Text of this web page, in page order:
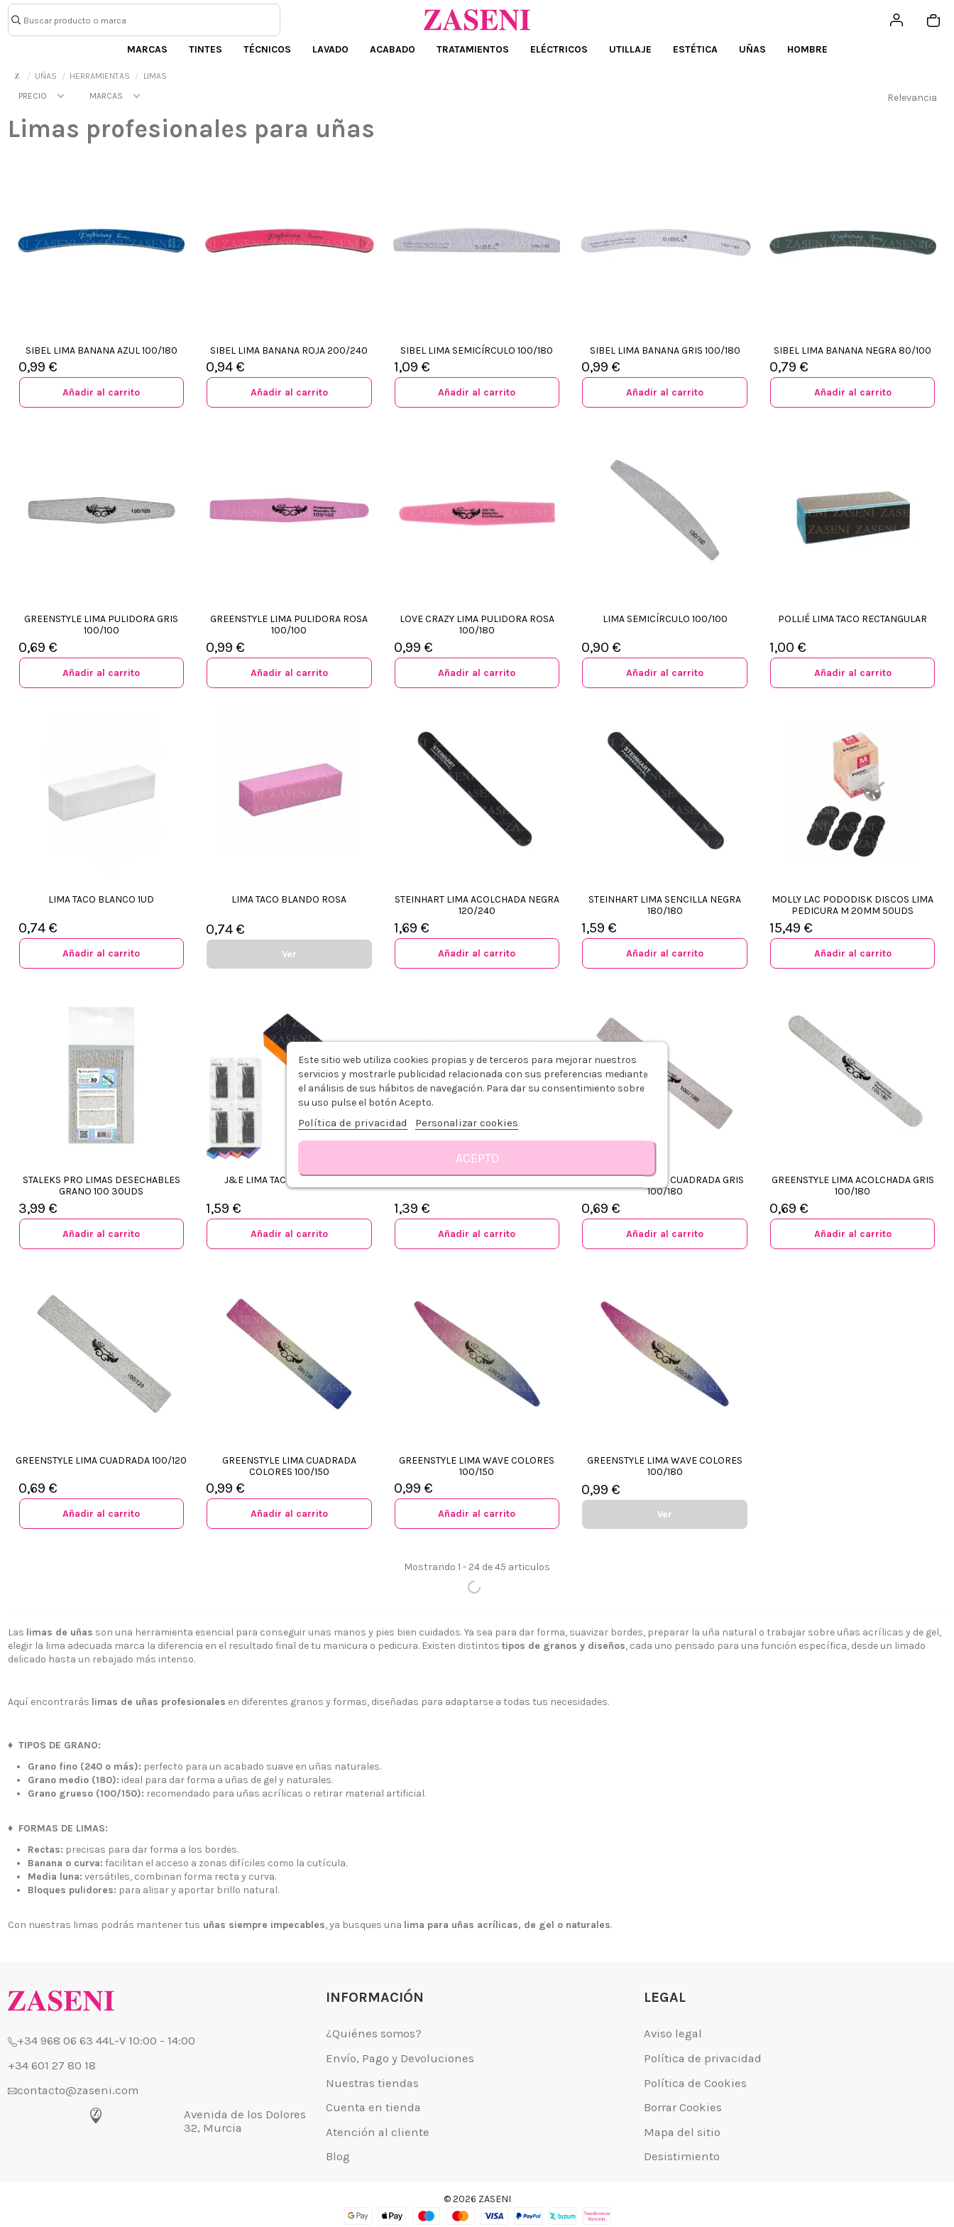
MARCAS TINTES TÉCNICOS LAVADO ACABADO TRATAMIENTOS ELÉCTRICOS UTILLAJE ESTÉTICA UÑAS HOMBRE
UÑAS HERRAMIENTAS
LIMAS
PRECIO
MARCAS Relevancia
Limas profesionales para uñas
SIBEL LIMA BANANA AZUL 100/180
0,99 €
Añadir al carrito
SIBEL LIMA BANANA ROJA 200/240
0,94 €
Añadir al carrito
SIBEL LIMA SEMICÍRCULO 100/180
1,09 €
Añadir al carrito
SIBEL LIMA BANANA GRIS 100/180
0,99 €
Añadir al carrito
SIBEL LIMA BANANA NEGRA 80/100
0,79 €
Añadir al carrito
GREENSTYLE LIMA PULIDORA GRIS
100/100
0,69 €
Añadir al carrito
GREENSTYLE LIMA PULIDORA ROSA
100/100
0,99 €
Añadir al carrito
LOVE CRAZY LIMA PULIDORA ROSA
100/180
0,99 €
Añadir al carrito
LIMA SEMICÍRCULO 100/100
0,90 €
Añadir al carrito
POLLIÉ LIMA TACO RECTANGULAR
1,00 €
Añadir al carrito
LIMA TACO BLANCO 1UD
0,74 €
Añadir al carrito
LIMA TACO BLANDO ROSA
0,74 €
Ver
STEINHART LIMA ACOLCHADA NEGRA
120/240
1,69 €
Añadir al carrito
STEINHART LIMA SENCILLA NEGRA
180/180
1,59 €
Añadir al carrito
MOLLY LAC PODODISK DISCOS LIMA
PEDICURA M 20MM 50UDS
15,49 €
Añadir al carrito
STALEKS PRO LIMAS DESECHABLES
GRANO 100 30UDS
3,99 €
Añadir al carrito
J&E LIMA TACO DE UÑAS 1UD
1,59 €
Añadir al carrito
TACO BLANDO ROSA 2UDS
1,39 €
Añadir al carrito
GREENSTYLE LIMA CUADRADA GRIS
100/180
0,69 €
Añadir al carrito
GREENSTYLE LIMA ACOLCHADA GRIS
100/180
0,69 €
Añadir al carrito
GREENSTYLE LIMA CUADRADA 100/120
0,69 €
Añadir al carrito
GREENSTYLE LIMA CUADRADA
COLORES 100/150
0,99 €
Añadir al carrito
GREENSTYLE LIMA WAVE COLORES
100/150
0,99 €
Añadir al carrito
GREENSTYLE LIMA WAVE COLORES
100/180
0,99 €
Ver
Mostrando 1 - 24 de 45 articulos
Las limas de uñas son una herramienta esencial para conseguir unas manos y pies bien cuidados. Ya sea para dar forma, suavizar bordes, preparar la uña natural o trabajar sobre uñas acrílicas y de gel,
elegir la lima adecuada marca la diferencia en el resultado final de tu manicura o pedicura. Existen distintos tipos de granos y diseños, cada uno pensado para una función específica, desde un limado
delicado hasta un rebajado más intenso.
Aquí encontrarás limas de uñas profesionales en diferentes granos y formas, diseñadas para adaptarse a todas tus necesidades.
♦TIPOS DE GRANO:
Grano fino (240 o más): perfecto para un acabado suave en uñas naturales.
Grano medio (180): ideal para dar forma a uñas de gel y naturales.
Grano grueso (100/150): recomendado para uñas acrílicas o retirar material artificial.
♦FORMAS DE LIMAS:
Rectas: precisas para dar forma a los bordes.
Banana o curva: facilitan el acceso a zonas difíciles como la cutícula.
Media luna: versátiles, combinan forma recta y curva.
Bloques pulidores: para alisar y aportar brillo natural.
Con nuestras limas podrás mantener tus uñas siempre impecables, ya busques una lima para uñas acrílicas, de gel o naturales.
+34 968 06 63 44 L-V 10:00 - 14:00
contacto@zaseni.com
Avenida de los Dolores
32, Murcia
INFORMACIÓN
Atención al cliente
Blog
LEGAL
Este sitio web utiliza cookies propias y de terceros para mejorar nuestros
servicios y mostrarle publicidad relacionada con sus preferencias mediante
el análisis de sus hábitos de navegación. Para dar su consentimiento sobre
su uso pulse el botón Acepto.
Política de privacidad Personalizar cookies
ACEPTO
© 2026 ZASENI